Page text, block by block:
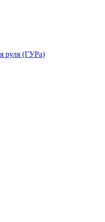
руля (ГУРа)